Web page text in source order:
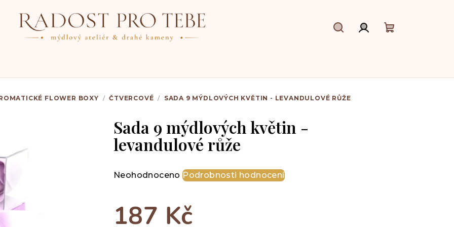
FLOWER BOXY / ČTVERCOVÉ / SADA 9 MÝDLOVÝCH KVĚTIN - LEVANDULOVÉ RŮŽE
Sada 9 mýdlových květin -
levandulové růže
Průměrné
je
0,0
Neohodnoceno Podrobnosti hodnocení
187 Kč